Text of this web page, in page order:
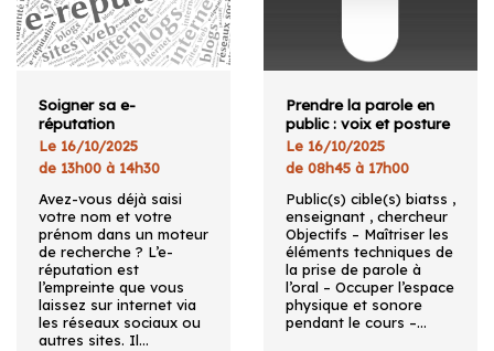
Soigner sa e-
réputation
Le 16/10/2025
de 13h00 à 14h30
Avez-vous déjà saisi
votre nom et votre
prénom dans un moteur
de recherche ? L’e-
réputation est
l’empreinte que vous
laissez sur internet via
les réseaux sociaux ou
autres sites. Il…
Prendre la parole en
public : voix et posture
Le 16/10/2025
de 08h45 à 17h00
Public(s) cible(s) biatss ,
enseignant , chercheur
Objectifs – Maîtriser les
éléments techniques de
la prise de parole à
l’oral – Occuper l’espace
physique et sonore
pendant le cours –…